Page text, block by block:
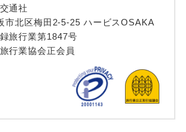
通社
市北区梅田2-5-25 ハービスOSAKA
旅行業第1847号
行業協会正会員